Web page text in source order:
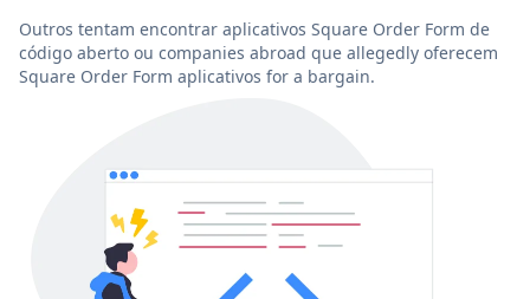
Outros tentam encontrar aplicativos Square Order Form de
código aberto ou companies abroad que allegedly oferecem
Square Order Form aplicativos for a bargain.